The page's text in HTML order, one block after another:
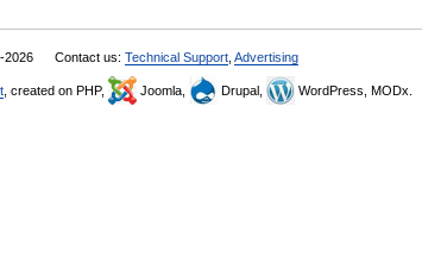
2026 Contact us: Technical Support Advertising
, created on PHP, Joomla, Drupal, WordPress, MODx.